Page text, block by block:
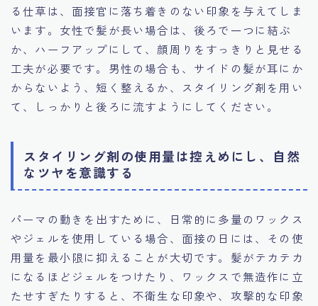
る仕草は、面接官に落ち着きのない印象を与えてしま
います。女性で髪が長い場合は、後ろで一つに結ぶ
か、ハーフアップにして、顔周りをすっきりと見せる
工夫が必要です。男性の場合も、サイドの髪が耳にか
からないよう、短く整えるか、スタイリング剤を用い
て、しっかりと後ろに流すようにしてください。
スタイリング剤の使用量は控えめにし、自然
なツヤを意識する
パーマの動きを出すために、日常的に多量のワックス
やジェルを使用している場合、面接の日には、その使
用量を最小限に抑えることが大切です。髪がテカテカ
になるほどジェルをつけたり、ワックスで無造作に立
たせすぎたりすると、不衛生な印象や、攻撃的な印象